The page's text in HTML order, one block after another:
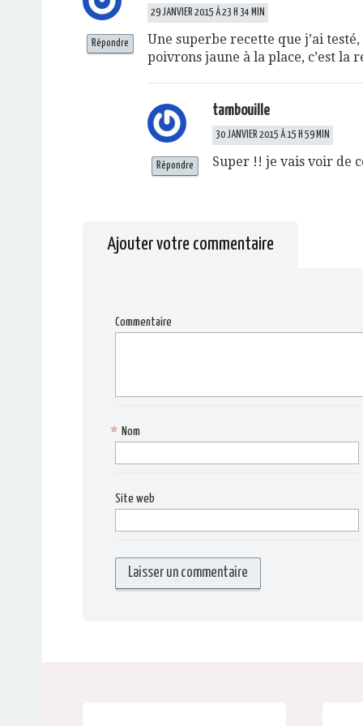
29 JANVIER 2015 À 23 H 34 MIN
Une superbe recette que j’ai
poivrons jaune à la place, c’est
Répondre
tambouille
30 JANVIER 2015 À 15 H 59 MIN
Super !! je vais voir de
Répondre
Ajouter votre commentaire
Commentaire
Nom
*
Site web